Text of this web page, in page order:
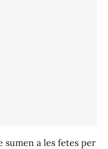
sumen a les fetes per